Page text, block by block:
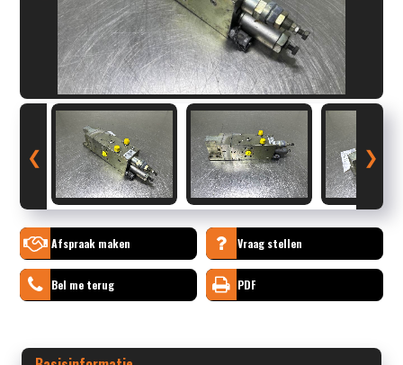
❮ ❯
Afspraak maken Vraag stellen
Bel me terug PDF